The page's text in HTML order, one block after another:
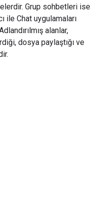
Grup sohbetleri ise
ile Chat uygulamaları
alanlar,
dosya paylaştığı ve